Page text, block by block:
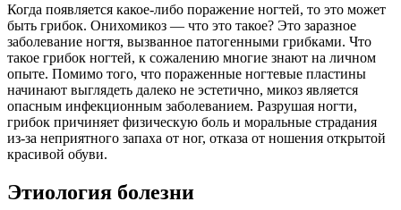
Когда появляется какое-либо поражение ногтей, то это может
быть грибок. Онихомикоз — что это такое? Это заразное
заболевание ногтя, вызванное патогенными грибками. Что
такое грибок ногтей, к сожалению многие знают на личном
опыте. Помимо того, что пораженные ногтевые пластины
начинают выглядеть далеко не эстетично, микоз является
опасным инфекционным заболеванием. Разрушая ногти,
грибок причиняет физическую боль и моральные страдания
из-за неприятного запаха от ног, отказа от ношения открытой
красивой обуви.
Этиология болезни